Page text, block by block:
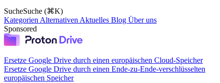
SucheSuche (⌘K)
Kategorien Alternativen Aktuelles Blog Über uns
Sponsored
Ersetze Google Drive durch einen europäischen Cloud-Speicher
Ersetze Google Drive durch einen Ende-zu-Ende-verschlüsselten
europäischen Speicher